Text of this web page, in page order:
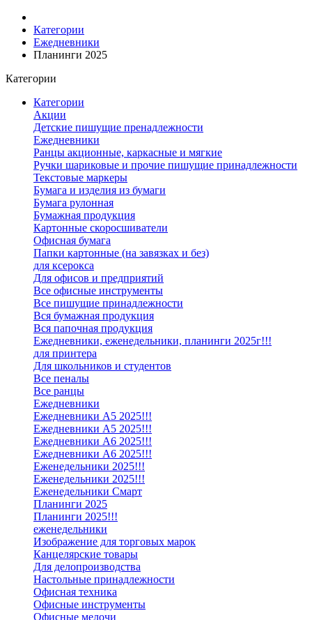
Категории
Ежедневники
Планинги 2025
Категории
Категории
Акции
Детские пишущие пренадлежности
Ежедневники
Ранцы акционные, каркасные и мягкие
Ручки шариковые и прочие пишущие принадлежности
Текстовые маркеры
Бумага и изделия из бумаги
Бумага рулонная
Бумажная продукция
Картонные скоросшиватели
Офисная бумага
Папки картонные (на завязках и без)
для ксерокса
Для офисов и предприятий
Все офисные инструменты
Все пишущие принадлежности
Вся бумажная продукция
Вся папочная продукция
Ежедневники, еженедельники, планинги 2025г!!!
для принтера
Для школьников и студентов
Все пеналы
Все ранцы
Ежедневники
Ежедневники А5 2025!!!
Ежедневники А5 2025!!!
Ежедневники А6 2025!!!
Ежедневники А6 2025!!!
Еженедельники 2025!!!
Еженедельники 2025!!!
Еженедельники Смарт
Планинги 2025
Планинги 2025!!!
еженедельники
Изображение для торговых марок
Канцелярские товары
Для делопроизводства
Настольные принадлежности
Офисная техника
Офисные инструменты
Офисные мелочи